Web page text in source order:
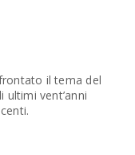
il tema del
vent’anni